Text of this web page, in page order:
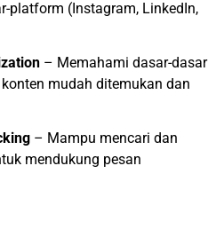
platform (Instagram, LinkedIn,
– Memahami dasar-dasar
mudah ditemukan dan
– Mampu mencari dan
mendukung pesan